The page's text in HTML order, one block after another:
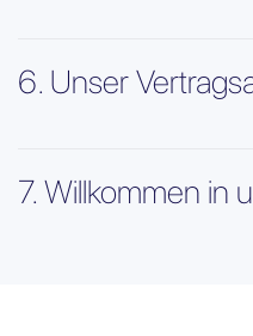
6. Unser
7. Willkommen in